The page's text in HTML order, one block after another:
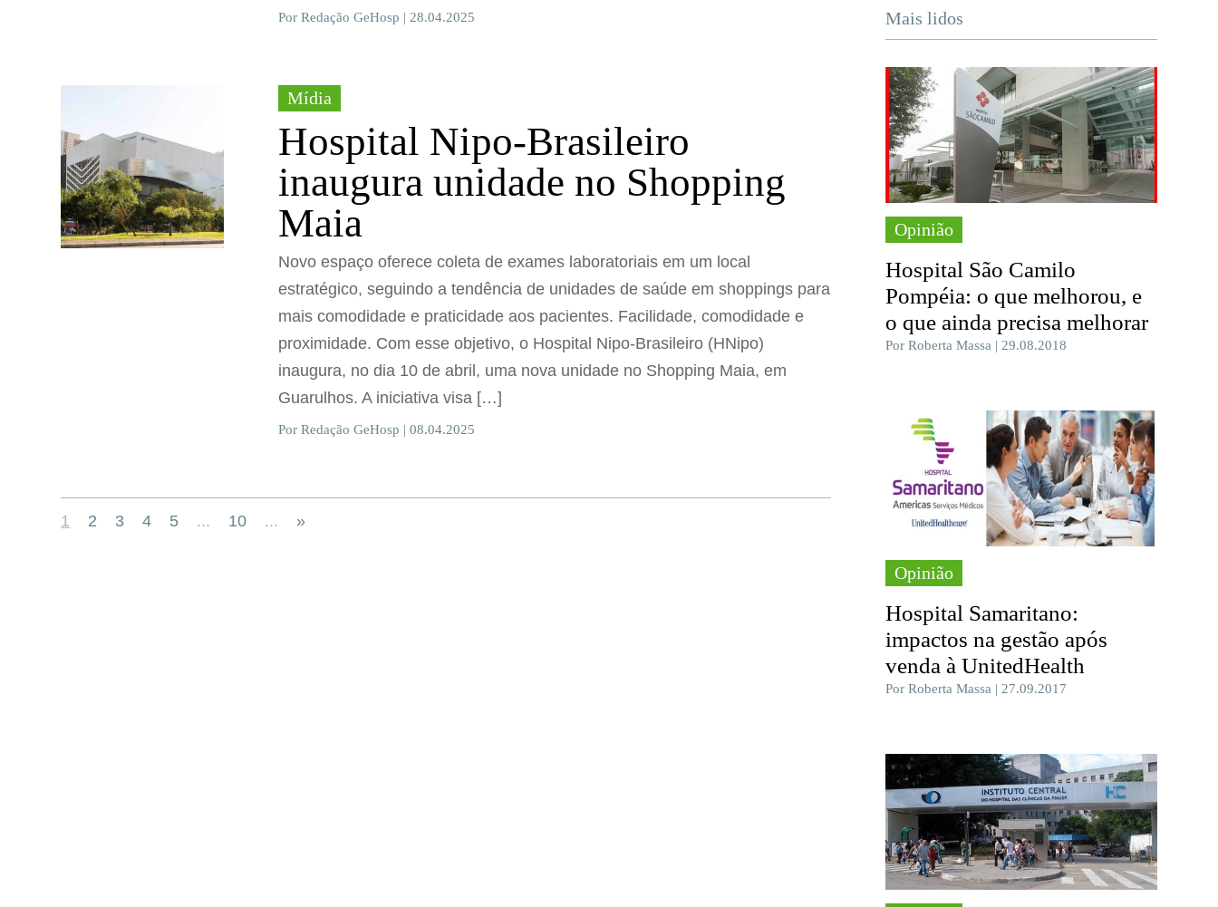
Por Redação GeHosp | 28.04.2025
Mídia
Hospital Nipo-Brasileiro
inaugura unidade no Shopping
Maia
Novo espaço oferece coleta de exames laboratoriais em um local
estratégico, seguindo a tendência de unidades de saúde em shoppings para
mais comodidade e praticidade aos pacientes. Facilidade, comodidade e
proximidade. Com esse objetivo, o Hospital Nipo-Brasileiro (HNipo)
inaugura, no dia 10 de abril, uma nova unidade no Shopping Maia, em
Guarulhos. A iniciativa visa […]
Por Redação GeHosp | 08.04.2025
1 2 3 4 5 ... 10 ... »
Mais lidos
Opinião
Hospital São Camilo
Pompéia: o que melhorou, e
o que ainda precisa melhorar
Por Roberta Massa | 29.08.2018
Opinião
Hospital Samaritano:
impactos na gestão após
venda à UnitedHealth
Por Roberta Massa | 27.09.2017